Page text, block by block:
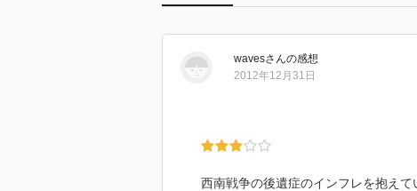
wavesさんの感想
2012年12月31日
西南戦争の後遺症のインフレを抱え